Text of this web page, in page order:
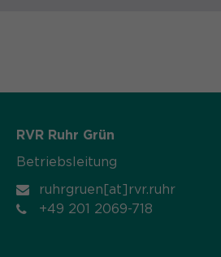
RVR Ruhr Grün
Betriebsleitung
ruhrgruen[at]rvr.ruhr
+49 201 2069-718